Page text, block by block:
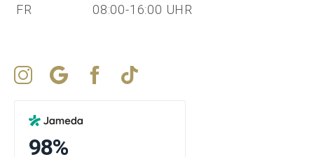
FR
08:00-16:00 UHR